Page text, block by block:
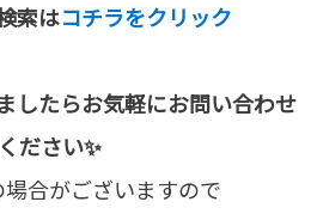
索はコチラをクリック
したらお気軽にお問い合わせ
ください✨
合がございますので